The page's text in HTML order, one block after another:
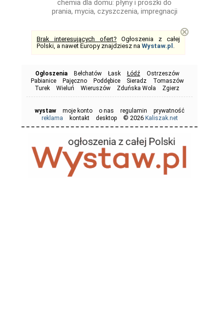
chemia dla domu: płyny i proszki do
prania, mycia, czyszczenia, impregnacji
Brak interesujących ofert? Ogłoszenia z całej
Polski, a nawet Europy znajdziesz na Wystaw.pl .
⊗
Ogłoszenia Bełchatów Łask Łódź
Ostrzeszów
Pabianice
Pajęczno Poddębice Sieradz
Tomaszów
Turek
Wieluń Wieruszów Zduńska Wola Zgierz
wystaw moje konto o nas regulamin
prywatność
reklama
kontakt desktop © 2026 Kaliszak.net